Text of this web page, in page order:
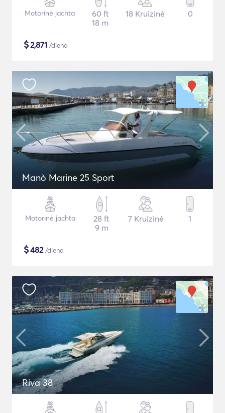
Motorinė jachta
60 ft
18 m
18 Kruizinė 0
$2,871 /diena
Manò Marine 25 Sport
Motorinė jachta
28 ft
9 m
7 Kruizinė 1
$482/diena
Riva 38